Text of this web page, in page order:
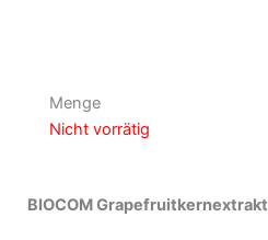
Menge
Nicht vorrätig
BIOCOM Grapefruitkernextrakt